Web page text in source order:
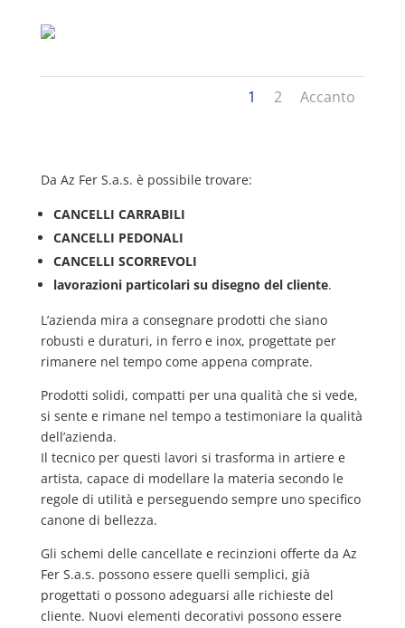
1 2 Accanto
Da Az Fer S.a.s. è possibile trovare:
CANCELLI CARRABILI
CANCELLI PEDONALI
CANCELLI SCORREVOLI
lavorazioni particolari su disegno del cliente.
L’azienda mira a consegnare prodotti che siano
robusti e duraturi, in ferro e inox, progettate per
rimanere nel tempo come appena comprate.
Prodotti solidi, compatti per una qualità che si vede,
si sente e rimane nel tempo a testimoniare la qualità
dell’azienda.
Il tecnico per questi lavori si trasforma in artiere e
artista, capace di modellare la materia secondo le
regole di utilità e perseguendo sempre uno specifico
canone di bellezza.
Gli schemi delle cancellate e recinzioni offerte da Az
Fer S.a.s. possono essere quelli semplici, già
progettati o possono adeguarsi alle richieste del
cliente. Nuovi elementi decorativi possono essere